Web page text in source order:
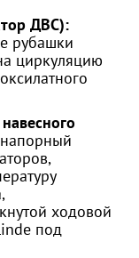
ДВС):
рубашки
циркуляцию
ходовой
под